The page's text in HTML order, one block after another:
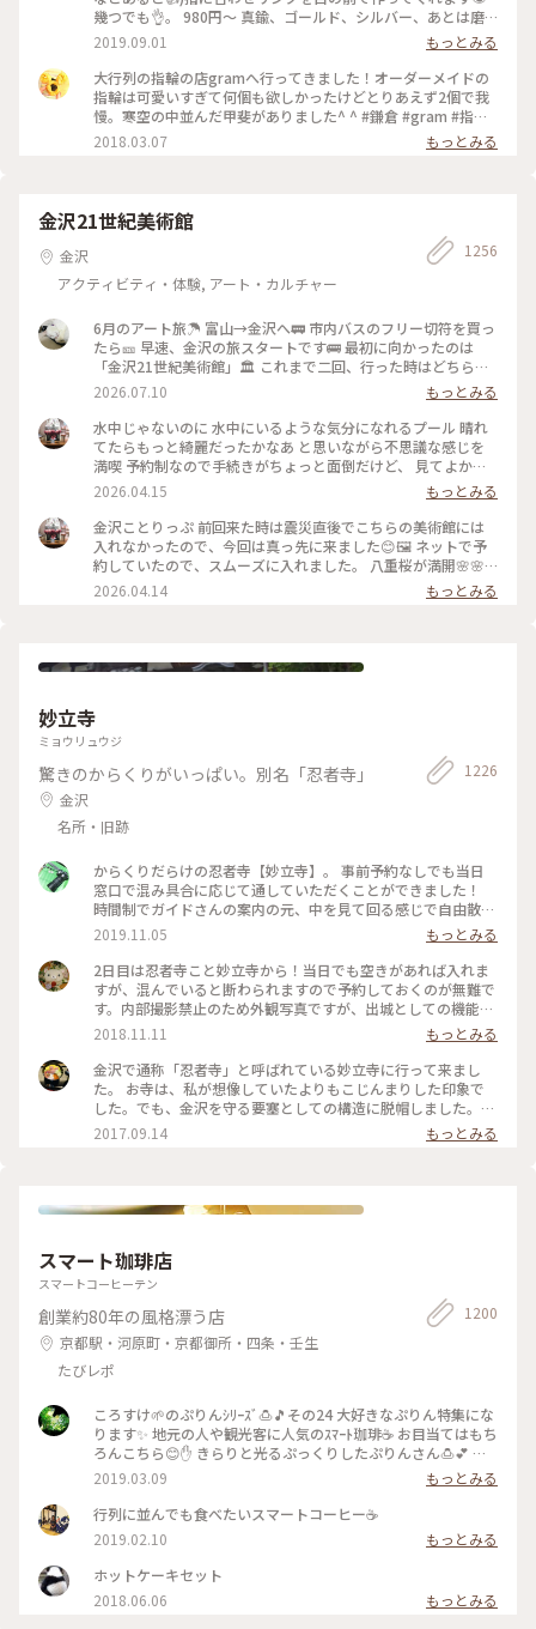
幾つでも👌。 980円〜 真鍮、ゴールド、シルバー、あとは磨
きをかけるかマットな感じにするか💍😊✨✨ 今回は、左からピ
ンキー、中指、親指と作りました😅 いつもは行列がすごいの
に、この日、整理券なし、30分並び入れました😱😱‼️(平日の
夕方) 皆さん、カップルもいだけど、グループで来られ旅の思
い出に作られたりしている方が多かったです😊 まさか、入れ
ると思わなかったので、待ち時間に情報収集し勢いで作ったリ
ング。それでも、なんだか愛着がわきますね… 次は、重ね付け
2019.09.01
もっとみる
大行列の指輪の店gramへ行ってきました！オーダーメイドの
指輪は可愛いすぎて何個も欲しかったけどとりあえず2個で我
慢。寒空の中並んだ甲斐がありました^ ^ #鎌倉 #gram #指輪
#オーダーメイド
2018.03.07 もっとみる
金沢21世紀美術館
金沢
アクティビティ・体験, アート・カルチャー
1256
6月のアート旅☂️ 富山→金沢へ🚃 市内バスのフリー切符を買っ
たら🎫 早速、金沢の旅スタートです🚌 最初に向かったのは
「金沢21世紀美術館」🏛️ これまで二回、行った時はどちらも
休館日😱 今回初めて、あのスイミングプールも見ることが 出
来ました🏊🏊 ただ私は一人(笑)なのでプールに入っても上から
写真は撮れないよね⁉️と、、、 なので上から下の人達を見て楽
しみました😂 修学旅行かな❓の子供達の同行者の様に…🤣 混ま
ないうちにと午前中に来たので そこまで混雑してなくゆっく
紀美術館#スイミングプール #金沢市内バスフリー切符
2026.07.10
もっとみる
水中じゃないのに 水中にいるような気分になれるプール 晴れ
てたらもっと綺麗だったかなあ と思いながら不思議な感じを
満喫 予約制なので手続きがちょっと面倒だけど、 見てよかっ
た #ちいさな列車旅 #金沢#金沢21世紀美術館#プール #現代ア
ート
2026.04.15
もっとみる
金沢ことりっぷ 前回来た時は震災直後でこちらの美術館には
入れなかったので、今回は真っ先に来ました😊🖼️ ネットで予
約していたので、スムーズに入れました。 八重桜が満開🌸🌸
🌸🌸🌸 芝生も綺麗でとても気持ちいい。 フリースペースもた
くさんあるので のんびり楽しめます。 今日は海外からの観光
現代アート
2026.04.14 もっとみる
妙立寺
ミョウリュウジ
驚きのからくりがいっぱい。別名「忍者寺」
金沢
名所・旧跡
1226
からくりだらけの忍者寺【妙立寺】。 事前予約なしでも当日
窓口で混み具合に応じて通していただくことができました！
時間制でガイドさんの案内の元、中を見て回る感じで自由散策
はできませんが様々なからくりの説明を聞くことができます。
撮影禁止の為、中の写真はありませんが外人観光客にも人気な
ようで外国語での案内資料も充実していました。女子旅で茶屋
街に立ち寄った際についでに、と行ってみたら案外面白くて！
雨の日でも楽しめるのでおススメです。 #金沢 #寺 #妙立寺 #
2019.11.05
もっとみる
2日目は忍者寺こと妙立寺から！当日でも空きがあれば入れま
すが、混んでいると断わられますので予約しておくのが無難で
す。内部撮影禁止のため外観写真ですが、出城としての機能が
凄かった…！前田家がどれほど徳川を警戒していたかよくわか
りました。 #建物 #神社仏閣 #金沢 #石川
2018.11.11
もっとみる
金沢で通称「忍者寺」と呼ばれている妙立寺に行って来まし
た。 お寺は、私が想像していたよりもこじんまりした印象で
した。でも、金沢を守る要塞としての構造に脱帽しました。
ちなみに、これはお寺の裏口にあたる場所です。人が多くて、
驚きで正面を撮影するのを忘れてしまいました(笑) 見学には予
2017.09.14 もっとみる
スマート珈琲店
スマートコーヒーテン
創業約80年の風格漂う店
京都駅・河原町・京都御所・四条・壬生
たびレポ
1200
ころすけ🌱のぷりんｼﾘｰｽﾞ🍮🎵その24 大好きなぷりん特集にな
ります✨ 地元の人や観光客に人気のｽﾏｰﾄ珈琲☕️ お目当てはもち
ろんこちら😊✋ きらりと光るぷっくりしたぷりんさん🍮💕 固
めで卵を感じる昔ながらのお味です😊ｶﾗﾒﾙｿｰｽはとても優しく
苦味がなくて美味しかった～(*´∀｀*)🎶 ｶﾞﾗｽのお皿もお店の
昭和ﾚﾄﾛな雰囲気にぴったり合っていました💓たまごｻﾝﾄﾞもﾎｯﾄ
ｹｰｷも美味しくて京都に来たらおすすめな喫茶店です🍴 #スマ
ート珈琲 #ぷりん #プリン #昔ながら #光る #レトロ #昭和レト
ロ #喫茶店 #お目当て #自家製 #京都 #ぷりんシリーズ
2019.03.09
もっとみる
行列に並んでも食べたいスマートコーヒー☕️
2019.02.10
もっとみる
ホットケーキセット
2018.06.06
もっとみる